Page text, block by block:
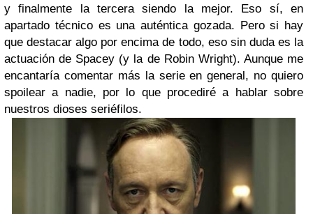
y finalmente la tercera siendo la mejor. Eso sí, en
apartado técnico es una auténtica gozada. Pero si hay
que destacar algo por encima de todo, eso sin duda es la
actuación de Spacey (y la de Robin Wright). Aunque me
encantaría comentar más la serie en general, no quiero
spoilear a nadie, por lo que procediré a hablar sobre
nuestros dioses seriéfilos.